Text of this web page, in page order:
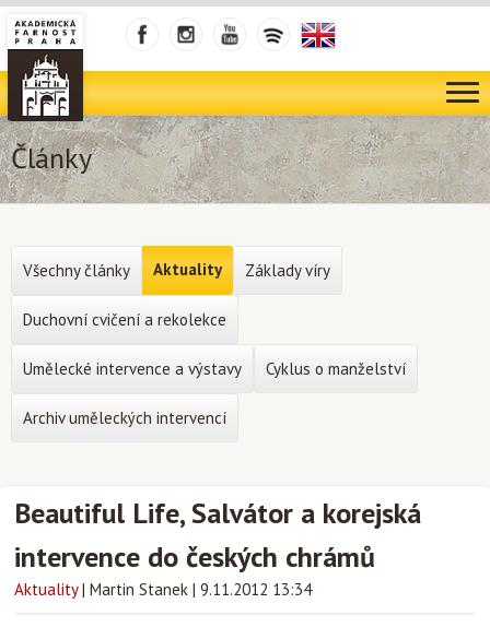
Články
Beautiful Life, Salvátor a korejská
intervence do českých chrámů
Aktuality | Martin Stanek | 9.11.2012 13:34
Všechny články Aktuality Základy víry
Duchovní cvičení a rekolekce
Umělecké intervence a výstavy Cyklus o manželství
Archiv uměleckých intervencí